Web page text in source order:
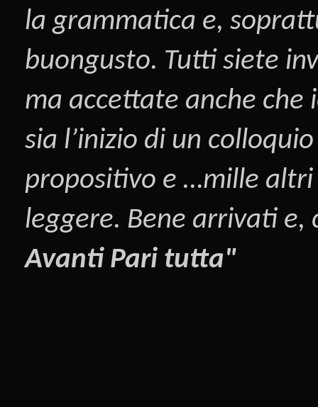
la grammatica e,
buongusto. Tutti siete
ma accettate anche che
sia l’inizio di un
propositivo e …mille
leggere. Bene arrivati e,
Avanti Pari tutta"